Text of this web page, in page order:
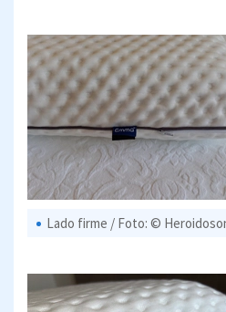
Lado firme / Foto: ©